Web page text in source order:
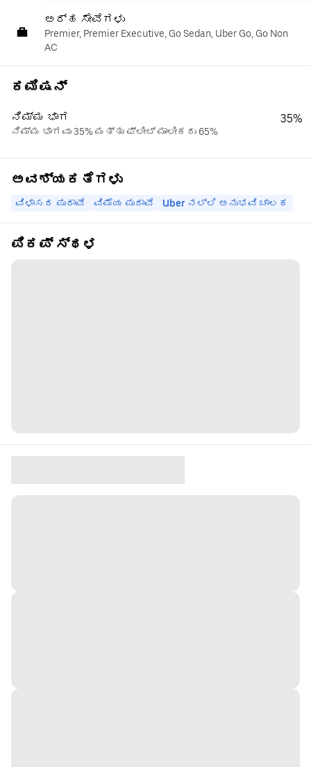
ಅರ್ಹ ಸೇವೆಗಳು
Premier, Premier Executive, Go Sedan, Uber Go, Go Non
AC
ಕಮಿಷನ್
ನಿಮ್ಮ ಭಾಗ
ನಿಮ್ಮ ಭಾಗವು 35% ಮತ್ತು ಫ್ಲೀಟ್ ಮಾಲೀಕರು 65%
35%
ಅವಶ್ಯಕತೆಗಳು
ವಿಳಾಸದ ಪುರಾವೆ ವಿಮೆಯ ಪುರಾವೆ Uber ನಲ್ಲಿ ಅನುಭವಿ ಚಾಲಕ
ಪಿಕಪ್ ಸ್ಥಳ